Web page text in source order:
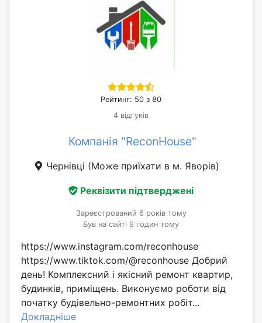
Рейтинг: 50 з 80
4 відгуків
Компанія "ReconHouse"
Чернівці (Може приїхати в м. Яворів)
Реквізити підтверджені
Зареєстрований 6 років тому
Був на сайті 9 годин тому
https://www.instagram.com/reconhouse
https://www.tiktok.com/@reconhouse Добрий
день! Комплексний і якісний ремонт квартир,
будинків, приміщень. Виконуємо роботи від
початку будівельно-ремонтних робіт...
Докладніше